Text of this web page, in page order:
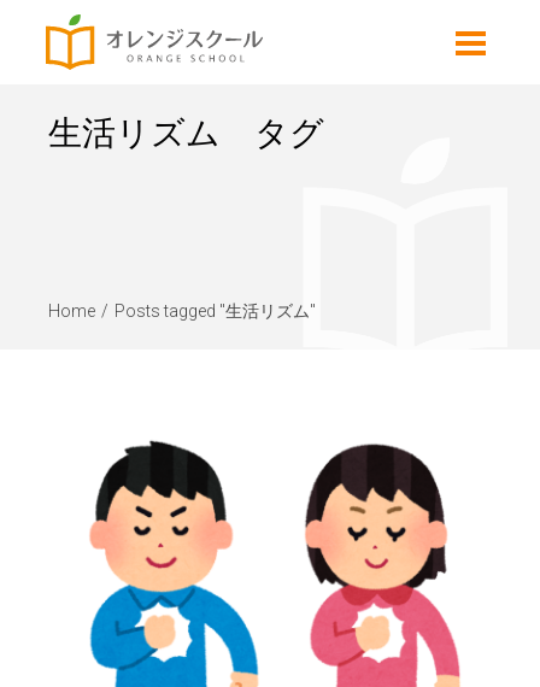
生活リズム タグ
Home Posts tagged "生活リズム"